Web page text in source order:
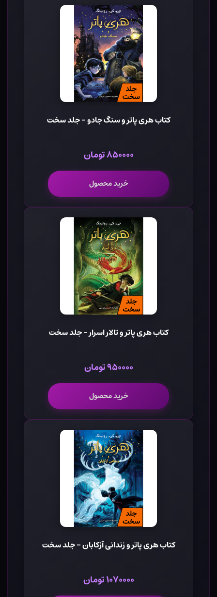
کتاب هری پاتر و سنگ جادو - جلد سخت
۸۵۰۰۰۰ تومان
خرید محصول
کتاب هری پاتر و تالار اسرار - جلد سخت
۹۵۰۰۰۰ تومان
خرید محصول
کتاب هری پاتر و زندانی آزکابان - جلد سخت
۱۰۷۰۰۰۰ تومان